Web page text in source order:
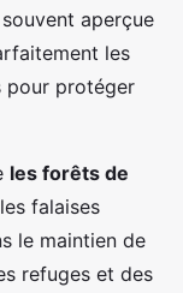
aperçue
les
pour protéger
les forêts de
falaises
le maintien de
refuges et des